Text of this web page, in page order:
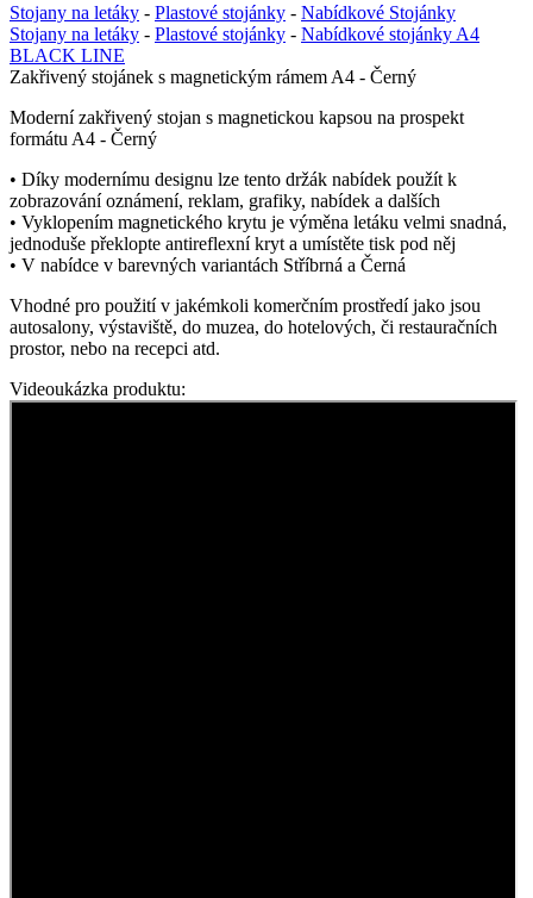
Stojany na letáky - Plastové stojánky - Nabídkové Stojánky
Stojany na letáky - Plastové stojánky - Nabídkové stojánky A4
BLACK LINE
Zakřivený stojánek s magnetickým rámem A4 - Černý
Moderní zakřivený stojan s magnetickou kapsou na prospekt
formátu A4 - Černý
• Díky modernímu designu lze tento držák nabídek použít k
zobrazování oznámení, reklam, grafiky, nabídek a dalších
• Vyklopením magnetického krytu je výměna letáku velmi snadná,
jednoduše překlopte antireflexní kryt a umístěte tisk pod něj
• V nabídce v barevných variantách Stříbrná a Černá
Vhodné pro použití v jakémkoli komerčním prostředí jako jsou
autosalony, výstaviště, do muzea, do hotelových, či restauračních
prostor, nebo na recepci atd.
Videoukázka produktu: